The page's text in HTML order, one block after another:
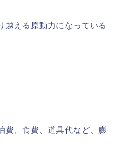
越える原動力になっている
費、食費、道具代など、膨